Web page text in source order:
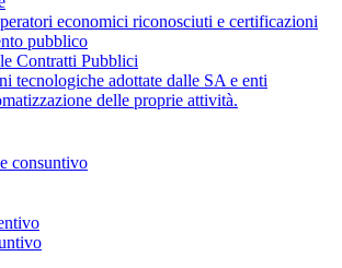
economici riconosciuti e certificazioni
pubblico
Contratti Pubblici
tecnologiche adottate dalle SA e enti
delle proprie attività.
consuntivo